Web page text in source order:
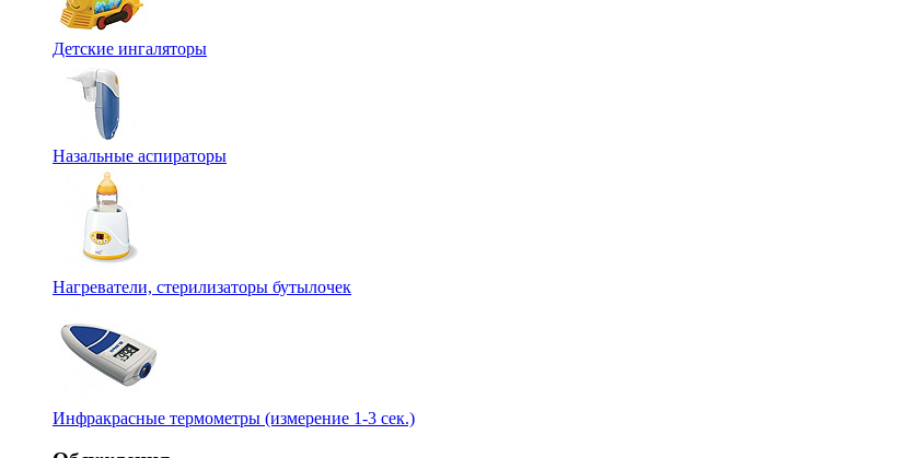
Детские ингаляторы
Назальные аспираторы
Нагреватели, стерилизаторы бутылочек
Инфракрасные термометры (измерение 1-3 сек.)